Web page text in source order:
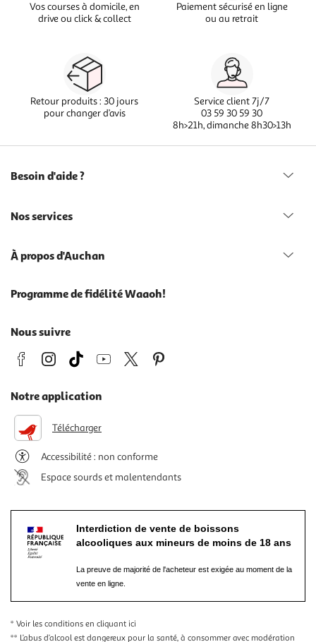
Vos courses à domicile, en
drive ou click & collect
Paiement sécurisé en ligne
ou au retrait
Retour produits : 30 jours
pour changer d’avis
Service client 7j/7
03 59 30 59 30
8h>21h, dimanche 8h30>13h
Besoin d'aide ?
Nos services
À propos d'Auchan
Programme de fidélité Waaoh!
Nous suivre
Notre application
Télécharger
Accessibilité : non conforme
Espace sourds et malentendants
Interdiction de vente de boissons
alcooliques aux mineurs de moins de 18 ans
La preuve de majorité de l'acheteur est exigée au moment de la
vente en ligne.
* Voir les conditions en cliquant ici
** L’abus d’alcool est dangereux pour la santé, à consommer avec modération